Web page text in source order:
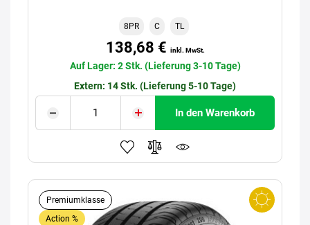
8PR C TL
138,68 € inkl. MwSt.
Auf Lager: 2 Stk. (Lieferung 3-10 Tage)
Extern: 14 Stk. (Lieferung 5-10 Tage)
In den Warenkorb
Premiumklasse
Action %